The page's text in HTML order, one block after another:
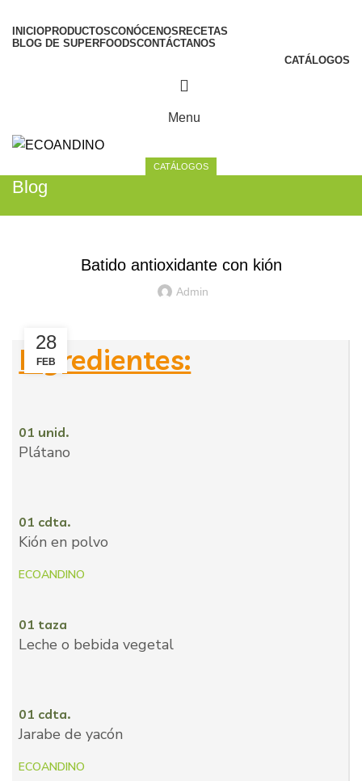
INICIOPRODUCTOSCONÓCENOS RECETAS
BLOG DE SUPERFOODSCONTÁCTANOS
CATÁLOGOS
Menu
CATÁLOGOS
Blog
Batido antioxidante con kión
Admin
28
FEB
Ingredientes:
01 unid.
Plátano
01 cdta.
Kión en polvo
ECOANDINO
01 taza
Leche o bebida vegetal
01 cdta.
Jarabe de yacón
ECOANDINO